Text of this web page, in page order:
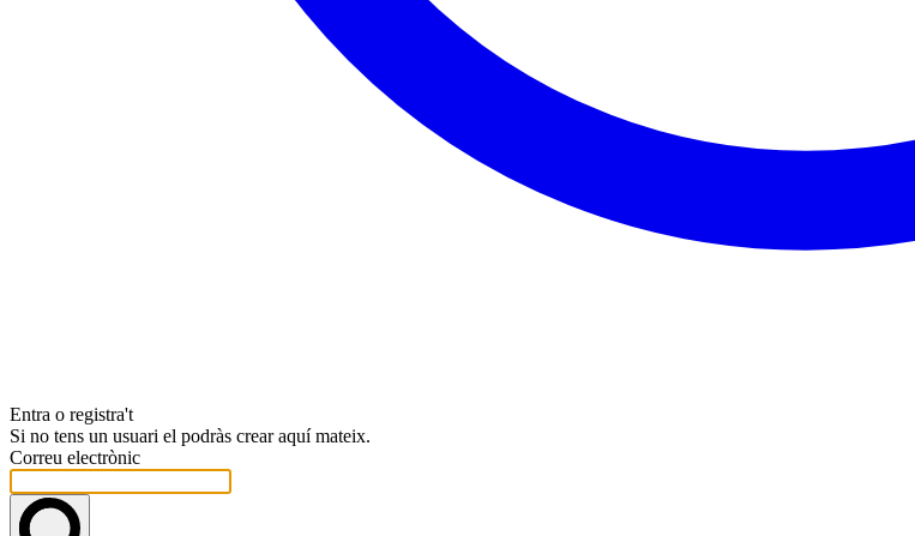
Entra o registra't
Si no tens un usuari el podràs crear aquí mateix.
Correu electrònic